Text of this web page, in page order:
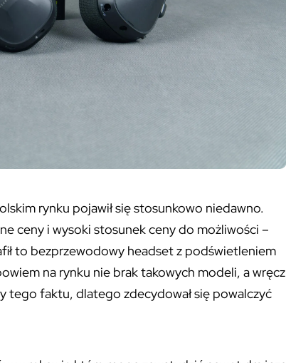
rynku pojawił się stosunkowo niedawno.
ceny i wysoki stosunek ceny do możliwości –
to bezprzewodowy headset z podświetleniem
na rynku nie brak takowych modeli, a wręcz
tego faktu, dlatego zdecydował się powalczyć